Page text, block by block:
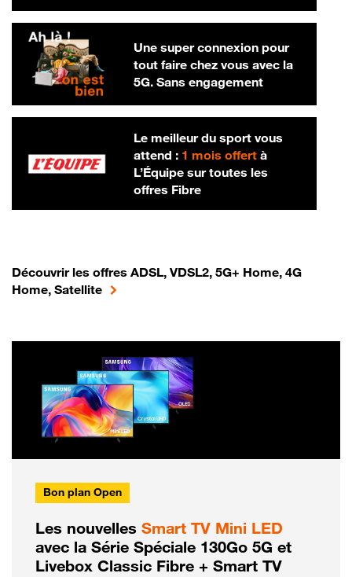
Une super connexion pour
tout faire chez vous avec la
5G. Sans engagement
Le meilleur du sport vous
attend : 1 mois offertà
L’Équipe sur toutes les
offres Fibre
Découvrir les offres ADSL, VDSL2, 5G+ Home, 4G
Home, Satellite
Bon plan Open
Les nouvelles Smart TV Mini LED
avec la Série Spéciale 130Go 5G et
Livebox Classic Fibre + Smart TV